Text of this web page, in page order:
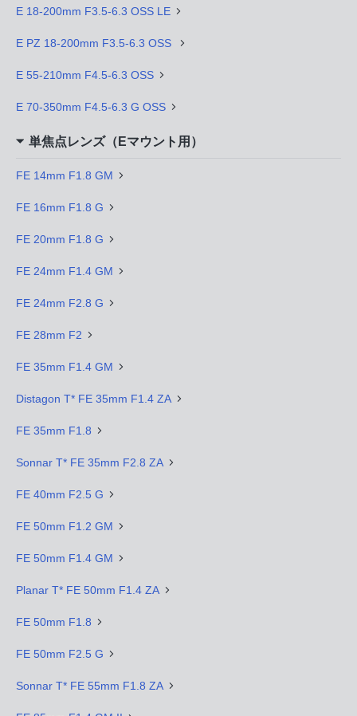
E 18-200mm F3.5-6.3 OSS LE
E PZ 18-200mm F3.5-6.3 OSS
E 55-210mm F4.5-6.3 OSS
E 70-350mm F4.5-6.3 G OSS
単焦点レンズ（Eマウント用）
FE 14mm F1.8 GM
FE 16mm F1.8 G
FE 20mm F1.8 G
FE 24mm F1.4 GM
FE 24mm F2.8 G
FE 28mm F2
FE 35mm F1.4 GM
Distagon T* FE 35mm F1.4 ZA
FE 35mm F1.8
Sonnar T* FE 35mm F2.8 ZA
FE 40mm F2.5 G
FE 50mm F1.2 GM
FE 50mm F1.4 GM
Planar T* FE 50mm F1.4 ZA
FE 50mm F1.8
FE 50mm F2.5 G
Sonnar T* FE 55mm F1.8 ZA